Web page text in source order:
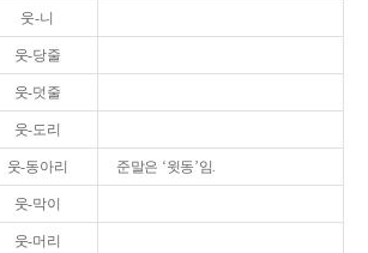
웃-니
웃-당줄
웃-덧줄
웃-도리
웃-동아리 준말은 ‘윗동’임.
웃-막이
웃-머리